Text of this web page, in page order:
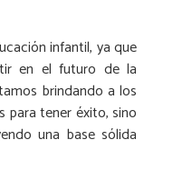
infantil, ya que
en el futuro de la
brindando a los
para tener éxito, sino
una base sólida